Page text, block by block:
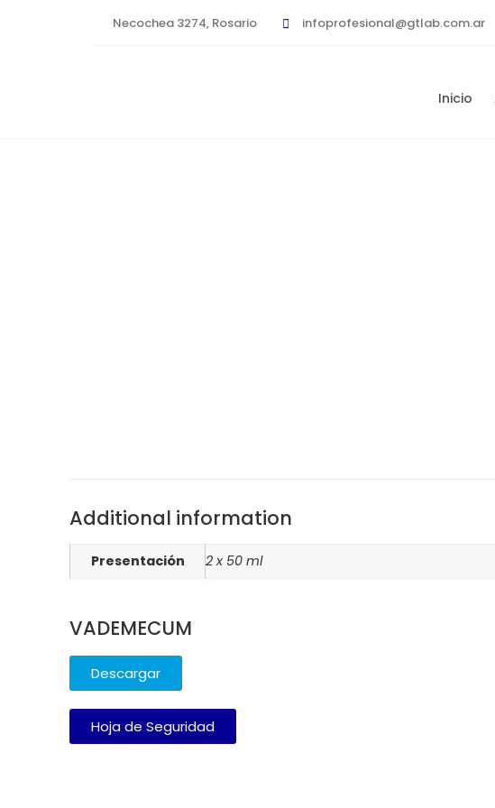
Necochea 3274, Rosario infoprofesional@gtlab.com.ar
Inicio
Additional information
Presentación 2 x 50 ml
VADEMECUM
Descargar
Hoja de Seguridad